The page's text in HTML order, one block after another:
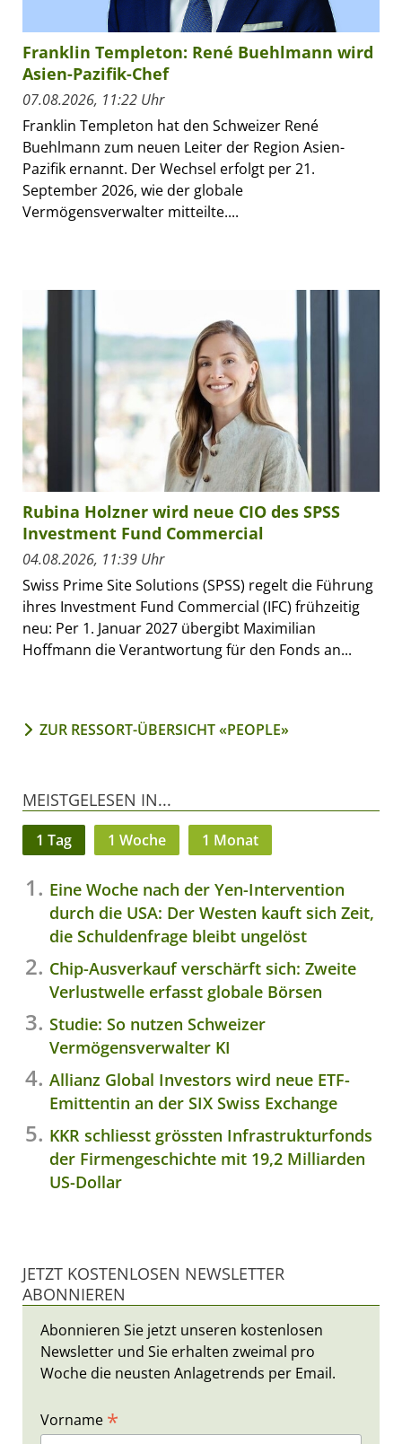
Franklin Templeton: René Buehlmann wird
Asien-Pazifik-Chef
07.08.2026, 11:22 Uhr
Franklin Templeton hat den Schweizer René
Buehlmann zum neuen Leiter der Region Asien-
Pazifik ernannt. Der Wechsel erfolgt per 21.
September 2026, wie der globale
Vermögensverwalter mitteilte....
Rubina Holzner wird neue CIO des SPSS
Investment Fund Commercial
04.08.2026, 11:39 Uhr
Swiss Prime Site Solutions (SPSS) regelt die Führung
ihres Investment Fund Commercial (IFC) frühzeitig
neu: Per 1. Januar 2027 übergibt Maximilian
Hoffmann die Verantwortung für den Fonds an...
ZUR RESSORT-ÜBERSICHT «PEOPLE»
MEISTGELESEN IN...
1 Tag 1 Woche 1 Monat
Eine Woche nach der Yen-Intervention
durch die USA: Der Westen kauft sich Zeit,
die Schuldenfrage bleibt ungelöst
Chip-Ausverkauf verschärft sich: Zweite
Verlustwelle erfasst globale Börsen
Studie: So nutzen Schweizer
Vermögensverwalter KI
Allianz Global Investors wird neue ETF-
Emittentin an der SIX Swiss Exchange
KKR schliesst grössten Infrastrukturfonds
der Firmengeschichte mit 19,2 Milliarden
US-Dollar
JETZT KOSTENLOSEN NEWSLETTER
ABONNIEREN
Abonnieren Sie jetzt unseren kostenlosen
Newsletter und Sie erhalten zweimal pro
Woche die neusten Anlagetrends per Email.
Vorname *